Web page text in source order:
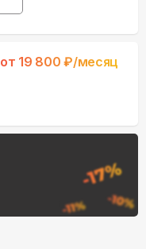
от 19 800 ₽/месяц